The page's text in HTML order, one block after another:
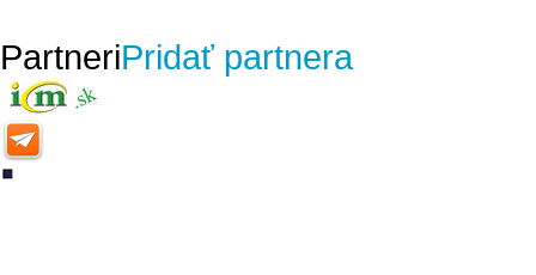
PartneriPridať partnera